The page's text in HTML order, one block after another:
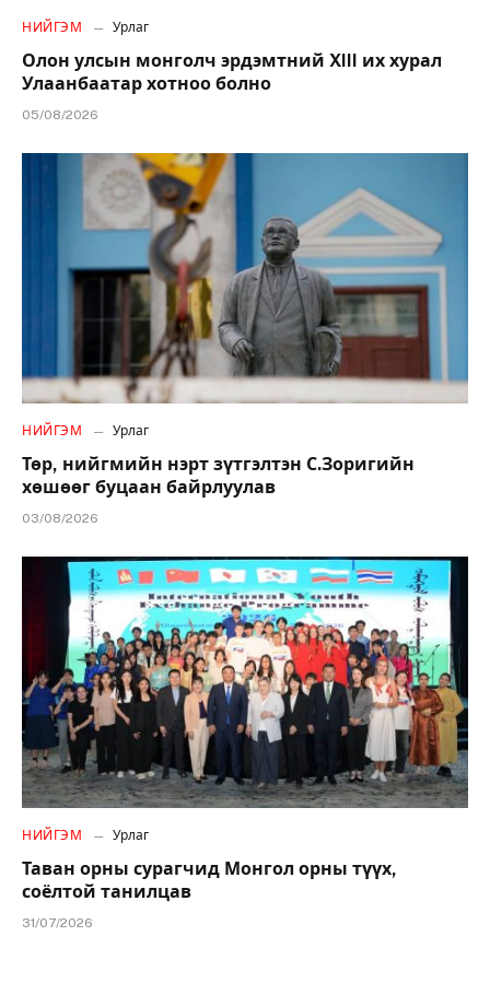
НИЙГЭМ Урлаг
Олон улсын монголч эрдэмтний XIII их хурал
Улаанбаатар хотноо болно
05/08/2026
НИЙГЭМ Урлаг
Төр, нийгмийн нэрт зүтгэлтэн С.Зоригийн
хөшөөг буцаан байрлуулав
03/08/2026
НИЙГЭМ Урлаг
Таван орны сурагчид Монгол орны түүх,
соёлтой танилцав
31/07/2026